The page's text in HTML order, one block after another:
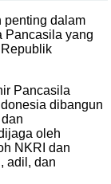
penting dalam
Pancasila yang
Pancasila
dibangun
oleh
NKRI dan
adil, dan